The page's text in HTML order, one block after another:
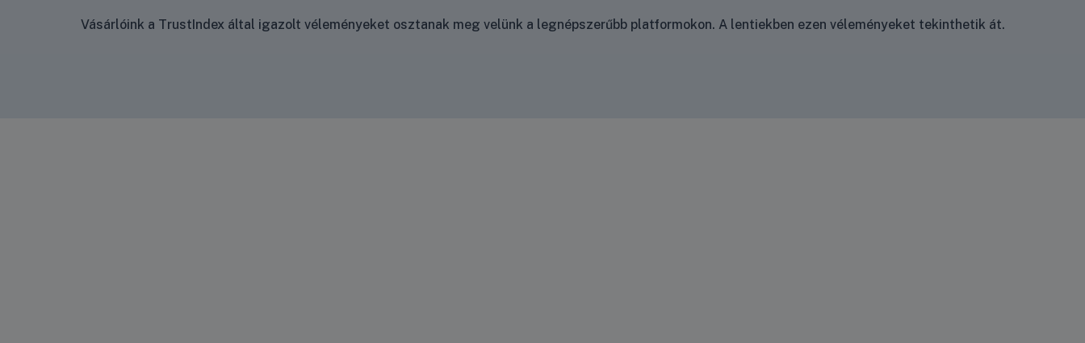
Vásárlóink a TrustIndex által igazolt véleményeket osztanak meg velünk a legnépszerűbb platformokon. A lentiekben ezen véleményeket tekinthetik át.